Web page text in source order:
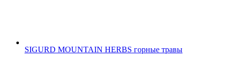
SIGURD MOUNTAIN HERBS горные травы